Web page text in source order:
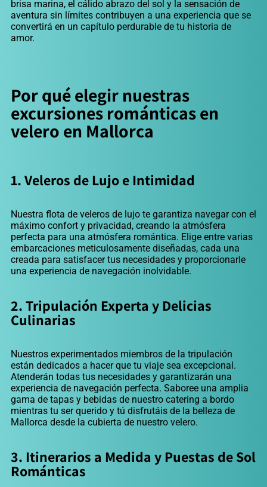
brisa marina, el cálido abrazo del sol y la sensación de
aventura sin límites contribuyen a una experiencia que se
convertirá en un capítulo perdurable de tu historia de
amor.
Por qué elegir nuestras
excursiones románticas en
velero en Mallorca
1. Veleros de Lujo e Intimidad
Nuestra flota de veleros de lujo te garantiza navegar con el
máximo confort y privacidad, creando la atmósfera
perfecta para una atmósfera romántica. Elige entre varias
embarcaciones meticulosamente diseñadas, cada una
creada para satisfacer tus necesidades y proporcionarle
una experiencia de navegación inolvidable.
2. Tripulación Experta y Delicias
Culinarias
Nuestros experimentados miembros de la tripulación
están dedicados a hacer que tu viaje sea excepcional.
Atenderán todas tus necesidades y garantizarán una
experiencia de navegación perfecta. Saboree una amplia
gama de tapas y bebidas de nuestro catering a bordo
mientras tu ser querido y tú disfrutáis de la belleza de
Mallorca desde la cubierta de nuestro velero.
3. Itinerarios a Medida y Puestas de Sol
Románticas